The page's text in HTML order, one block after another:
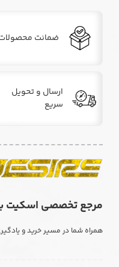
ضمانت
ارسال و تحویل
سریع
مرجع تخصصی اسکیت
همراه شما در مسیر خرید و